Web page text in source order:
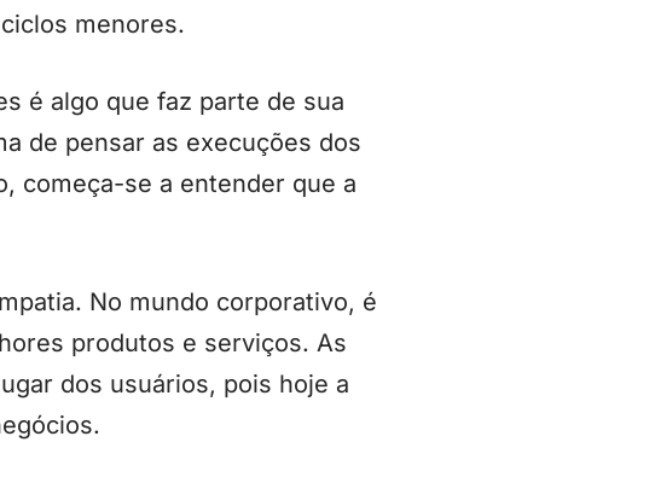
menores.
é algo que faz parte de sua
de pensar as execuções dos
começa-se a entender que a
No mundo corporativo, é
produtos e serviços. As
dos usuários, pois hoje a